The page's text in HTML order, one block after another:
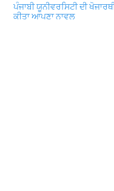
ਪੰਜਾਬੀ ਯੂਨੀਵਰਸਿਟੀ ਦੀ
ਕੀਤਾ ਆਪਣਾ ਨਾਵਲ